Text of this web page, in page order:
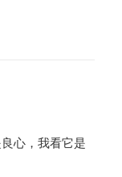
心，我看它是